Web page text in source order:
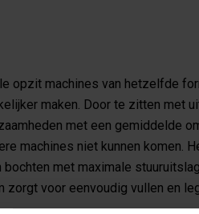
opzit machines van hetzelfde
maken. Door te zitten met
met een gemiddelde
machines niet kunnen komen.
met maximale
voor eenvoudig vullen en